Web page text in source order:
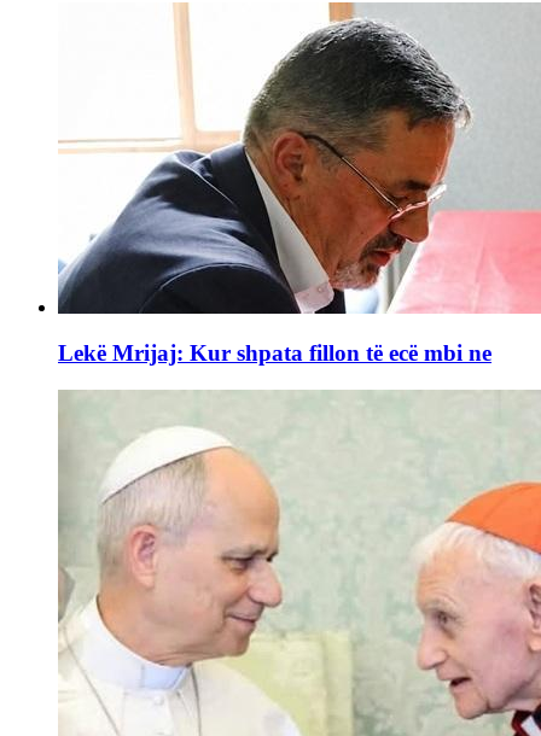
Lekë Mrijaj: Kur shpata fillon të ecë mbi ne